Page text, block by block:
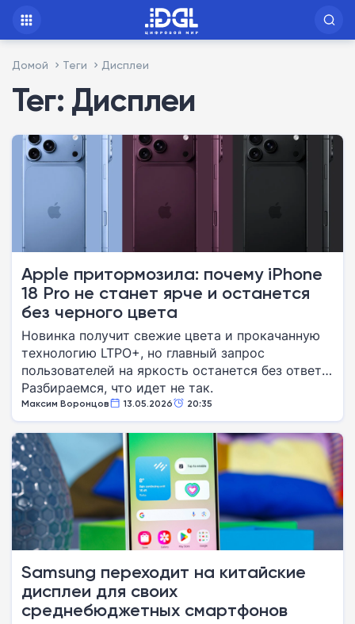
Домой Теги Дисплеи
Тег: Дисплеи
Apple притормозила: почему iPhone
18 Pro не станет ярче и останется
без черного цвета
Новинка получит свежие цвета и прокачанную
технологию LTPO+, но главный запрос
пользователей на яркость останется без ответа.
Разбираемся, что идет не так.
Максим Воронцов 13.05.2026 20:35
Samsung переходит на китайские
дисплеи для своих
среднебюджетных смартфонов